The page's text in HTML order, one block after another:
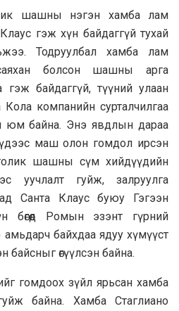
шашны нэгэн хамба лам
Клаус гэж хүн байдаггүй тухай
Тодруулбал хамба лам
болсон шашны арга
байдаггүй, түүний улаан
Кола компанийн сурталчилгаа
юм байна. Энэ явдлын дараа
маш олон гомдол ирсэн
шашны сүм хийдүүдийн
уучлалт гуйж, залруулга
Санта Клаус буюу Гэгээн
бөгөөд Ромын эзэнт гүрний
байхдаа ядуу хүмүүст
байсныг өгүүлсэн байна.
гомдоох зүйл ярьсан хамба
байна. Хамба Стаглиано